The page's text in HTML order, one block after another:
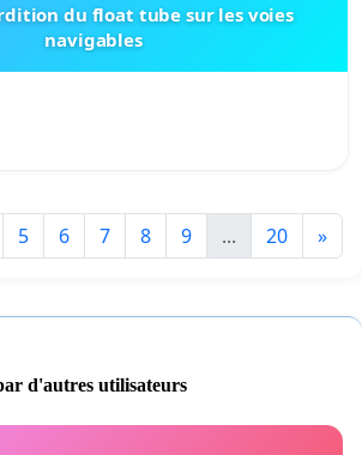
du float tube sur les voies
navigables
5 6 7 8 9 ... 20 »
d'autres utilisateurs